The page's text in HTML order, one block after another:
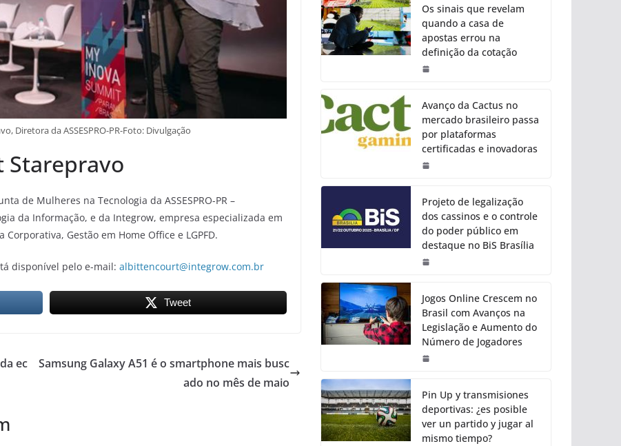
Diretora da ASSESPRO-PR-Foto: Divulgação
Starepravo
de Mulheres na Tecnologia da ASSESPRO-PR –
da Informação, e da Integrow, empresa especializada em
Gestão em Home Office e LGPFD.
disponível pelo e-mail: albittencourt@integrow.com.br
Tweet
ec
Samsung Galaxy A51 é o smartphone mais busc
ado no mês de maio
Os sinais que revelam
quando a casa de
apostas errou na
definição da cotação
Avanço da Cactus no
mercado brasileiro passa
por plataformas
certificadas e inovadoras
Projeto de legalização
dos cassinos e o controle
do poder público em
destaque no BiS Brasília
Jogos Online Crescem no
Brasil com Avanços na
Legislação e Aumento do
Número de Jogadores
Pin Up y transmisiones
deportivas: ¿es posible
ver un partido y jugar al
mismo tiempo?